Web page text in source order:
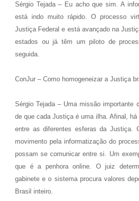
Sérgio Tejada – Eu acho que sim. A
está indo muito rápido. O processo
Justiça Federal e está avançado na
estados ou já têm um piloto de
seguida.
ConJur – Como homogeneizar a Justiça
Sérgio Tejada – Uma missão importante
de que cada Justiça é uma ilha. Afinal,
entre as diferentes esferas da Justiça.
movimento pela informatização do
possam se comunicar entre si. Um
que é a penhora online. O juiz
gabinete e o sistema procura valores
Brasil inteiro.